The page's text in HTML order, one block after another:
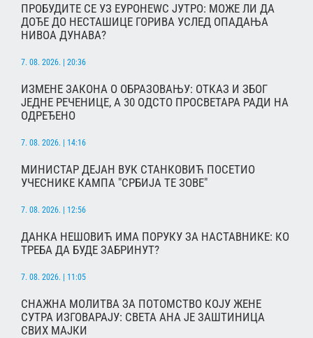
ПРОБУДИТЕ СЕ УЗ ЕУРОНЕWС ЈУТРО: МОЖЕ ЛИ ДА
ДОЂЕ ДО НЕСТАШИЦЕ ГОРИВА УСЛЕД ОПАДАЊА
НИВОА ДУНАВА?
7. 08. 2026. | 20:36
ИЗМЕНЕ ЗАКОНА О ОБРАЗОВАЊУ: ОТКАЗ И ЗБОГ
ЈЕДНЕ РЕЧЕНИЦЕ, А 30 ОДСТО ПРОСВЕТАРА РАДИ НА
ОДРЕЂЕНО
7. 08. 2026. | 14:16
МИНИСТАР ДЕЈАН ВУК СТАНКОВИЋ ПОСЕТИО
УЧЕСНИКЕ КАМПА "СРБИЈА ТЕ ЗОВЕ"
7. 08. 2026. | 12:56
ДАНКА НЕШОВИЋ ИМА ПОРУКУ ЗА НАСТАВНИКЕ: КО
ТРЕБА ДА БУДЕ ЗАБРИНУТ?
7. 08. 2026. | 11:05
СНАЖНА МОЛИТВА ЗА ПОТОМСТВО КОЈУ ЖЕНЕ
СУТРА ИЗГОВАРАЈУ: СВЕТА АНА ЈЕ ЗАШТИНИЦА
СВИХ МАЈКИ